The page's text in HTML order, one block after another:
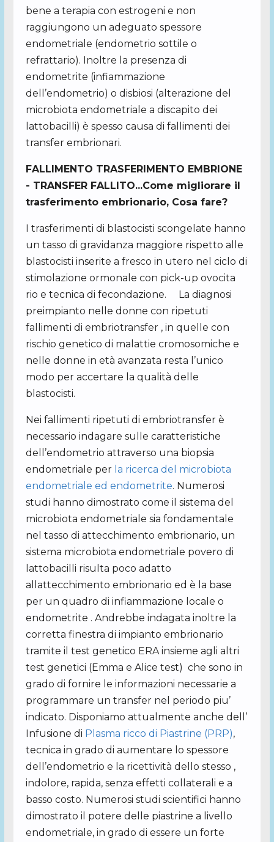
bene a terapia con estrogeni e non
raggiungono un adeguato spessore
endometriale (endometrio sottile o
refrattario). Inoltre la presenza di
endometrite (infiammazione
dell’endometrio) o disbiosi (alterazione del
microbiota endometriale a discapito dei
lattobacilli) è spesso causa di fallimenti dei
transfer embrionari.
FALLIMENTO TRASFERIMENTO EMBRIONE
- TRANSFER FALLITO...Come migliorare il
trasferimento embrionario, Cosa fare?
I trasferimenti di blastocisti scongelate hanno
un tasso di gravidanza maggiore rispetto alle
blastocisti inserite a fresco in utero nel ciclo di
stimolazione ormonale con pick-up ovocita
rio e tecnica di fecondazione. La diagnosi
preimpianto nelle donne con ripetuti
fallimenti di embriotransfer , in quelle con
rischio genetico di malattie cromosomiche e
nelle donne in età avanzata resta l’unico
modo per accertare la qualità delle
blastocisti.
Nei fallimenti ripetuti di embriotransfer è
necessario indagare sulle caratteristiche
dell’endometrio attraverso una biopsia
endometriale per la ricerca del microbiota
endometriale ed endometrite. Numerosi
studi hanno dimostrato come il sistema del
microbiota endometriale sia fondamentale
nel tasso di attecchimento embrionario, un
sistema microbiota endometriale povero di
lattobacilli risulta poco adatto
allattecchimento embrionario ed è la base
per un quadro di infiammazione locale o
endometrite . Andrebbe indagata inoltre la
corretta finestra di impianto embrionario
tramite il test genetico ERA insieme agli altri
test genetici (Emma e Alice test) che sono in
grado di fornire le informazioni necessarie a
programmare un transfer nel periodo piu’
indicato. Disponiamo attualmente anche dell’
Infusione di Plasma ricco di Piastrine (PRP),
tecnica in grado di aumentare lo spessore
dell’endometrio e la ricettività dello stesso ,
indolore, rapida, senza effetti collaterali e a
basso costo. Numerosi studi scientifici hanno
dimostrato il potere delle piastrine a livello
endometriale, in grado di essere un forte